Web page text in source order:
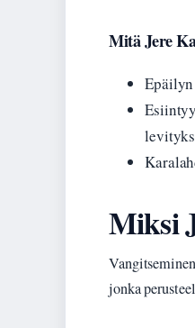
Mitä Jere
Miksi
jonka